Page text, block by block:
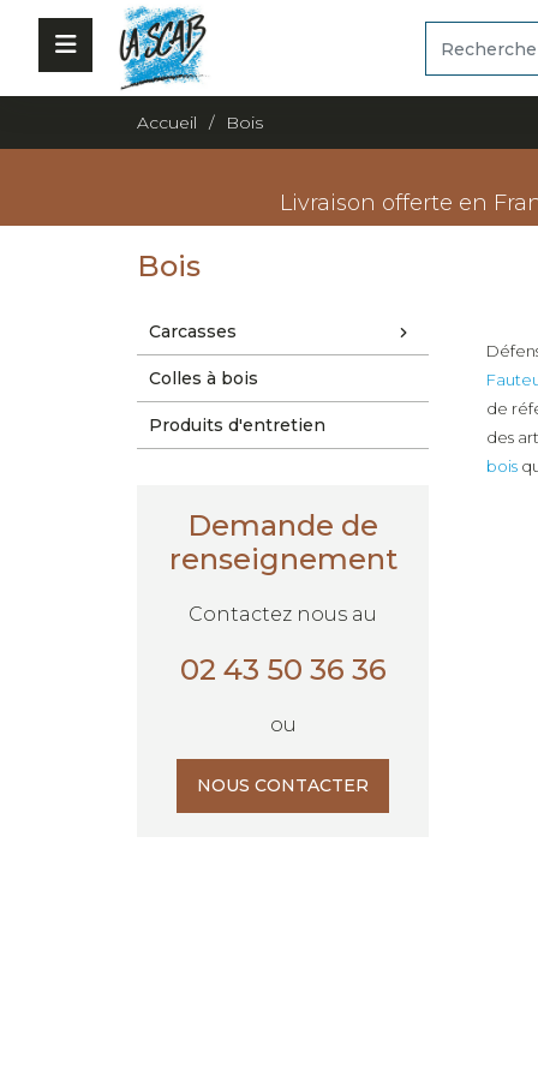
Accueil Bois
Livraison offerte en
de
des
bois
Bois
Carcasses
Colles à bois
Produits d'entretien
Demande de
renseignement
Contactez nous au
02 43 50 36 36
ou
NOUS CONTACTER